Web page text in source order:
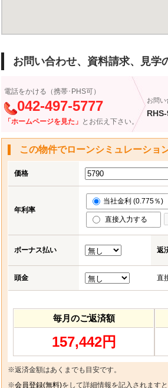
お問い合わせ、資料請求、見学
電話をかける（携帯･PHS可）
042-497-5777
「ホームページを見た」 とお伝え下さい。
お問
この物件でローンシミュレーショ
価格
年利率
当社金利 (0.775％)
直接入力する
ボーナス払い 返
頭金 直
毎月のご返済額
157,442円
※返済金額はあくまでも目安です。
※会員登録(無料)をして詳細情報を記入されます